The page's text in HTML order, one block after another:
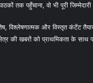
तक पहुँचाना, वो भी पूरी
विश्लेषणात्मक और विस्तृत कंटेंट
खबरों को प्राथमिकता के साथ